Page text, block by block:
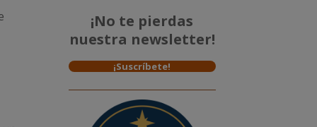
¡No te pierdas
nuestra newsletter!
¡Suscríbete!